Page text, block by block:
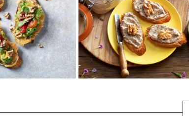
バニラとほろ苦い
わせがクセになる
くるみ。くるみの栄
れる...
甘さも辛さも両方楽しめる味付
きくるみです♪作っておけば、気
軽に栄養が摂れる嬉しい間食
に！
レーバークロ